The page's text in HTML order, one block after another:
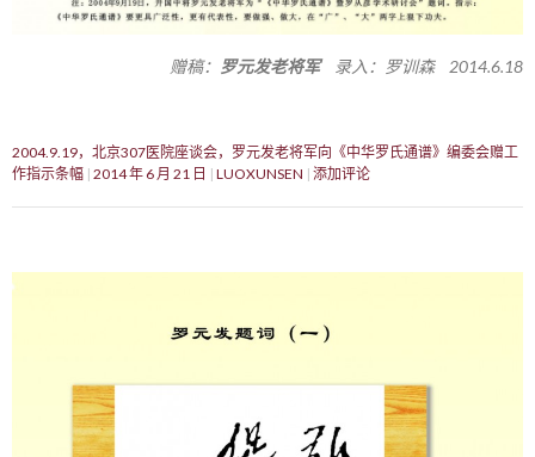
赠稿： 罗元发老将军录入：罗训森 2014.6.18
2004.9.19，北京307医院座谈会，罗元发老将军向《中华罗氏通谱》编委会赠工
作指示条幅 2014 年 6 月 21 日 LUOXUNSEN 添加评论